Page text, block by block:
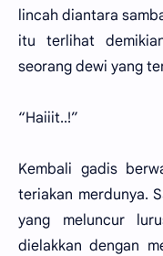
lincah diantara
itu terlihat
seorang dewi yang
“Haiiit..!”
Kembali gadis
teriakan merdunya.
yang meluncur
dielakkan dengan